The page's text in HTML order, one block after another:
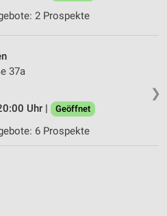
2 Prospekte
❯
37a
Uhr |
Geöffnet
6 Prospekte